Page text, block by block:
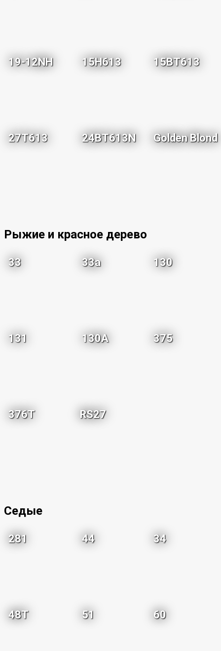
19-12NH 15H613 15BT613
27T613 24BT613N Golden Blond
Рыжие и красное дерево
33 33a 130
131 130A 375
376T RS27
Седые
281 44 34
48T 51 60